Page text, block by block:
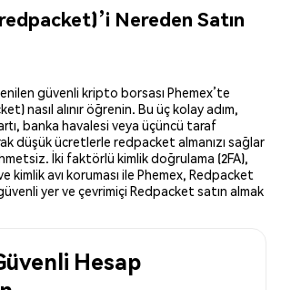
Nereden Satın
güvenli kripto borsası Phemex’te
nasıl alınır öğrenin. Bu üç kolay adım,
banka havalesi veya üçüncü taraf
düşük ücretlerle redpacket almanızı sağlar
İki faktörlü kimlik doğrulama (2FA),
kimlik avı koruması ile Phemex, Redpacket
yer ve çevrimiçi Redpacket satın almak
Hesap